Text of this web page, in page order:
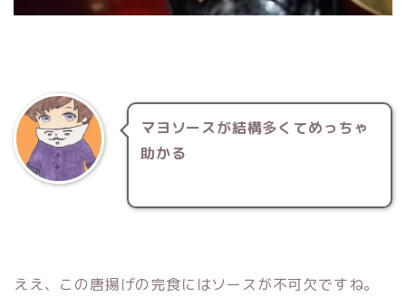
マヨソースが結構多くてめっちゃ
助かる
ええ、この唐揚げの完食にはソースが不可欠ですね。